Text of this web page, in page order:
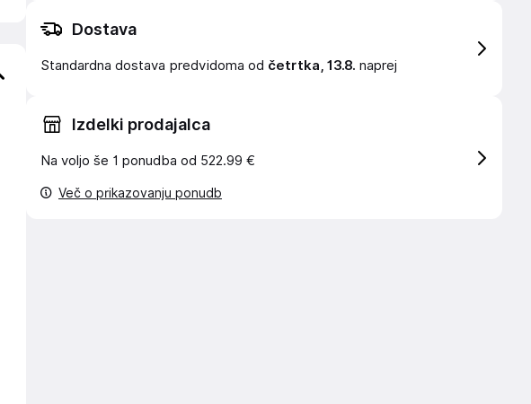
Dostava
Standardna dostava predvidoma od četrtka, 13.8. naprej
Izdelki prodajalca
Na voljo še 1 ponudba od 522.99 €
Več o prikazovanju ponudb